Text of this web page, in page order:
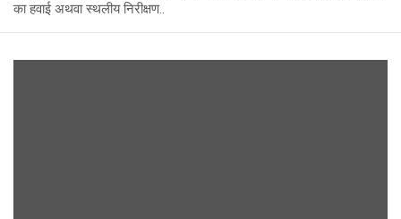
का हवाई अथवा स्थलीय निरीक्षण..